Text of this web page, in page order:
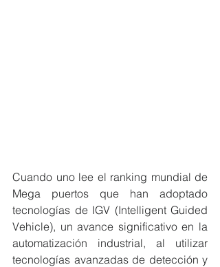
Cuando uno lee el ranking mundial de
Mega puertos que han adoptado
tecnologías de IGV (Intelligent Guided
Vehicle), un avance significativo en la
automatización industrial, al utilizar
tecnologías avanzadas de detección y